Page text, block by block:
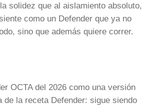
solidez que al aislamiento absoluto,
como un Defender que ya no
sino que además quiere correr.
OCTA del 2026 como una versión
de la receta Defender: sigue siendo